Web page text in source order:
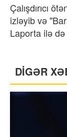
Çalışdırıcı
izləyib və
Laporta ilə
DİGƏR